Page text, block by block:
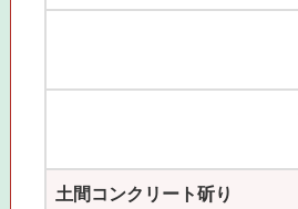
土間コンクリート斫り